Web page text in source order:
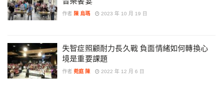
作者 陳 烏瑪 2023 年 10 月 19 日
失智症照顧耐力長久戰 負面情緒如何轉換心
境是重要課題
作者 菀庭 陳 2022 年 12 月 6 日